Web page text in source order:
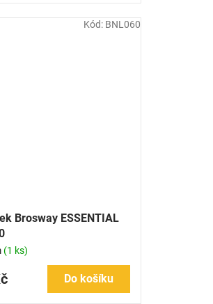
Brosway ESSENTIAL
(1 ks)
Do košíku
Kód: BNL060